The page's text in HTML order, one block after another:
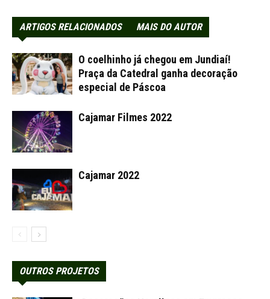
ARTIGOS RELACIONADOS MAIS DO AUTOR
O coelhinho já chegou em Jundiaí!
Praça da Catedral ganha decoração
especial de Páscoa
Cajamar Filmes 2022
Cajamar 2022
OUTROS PROJETOS